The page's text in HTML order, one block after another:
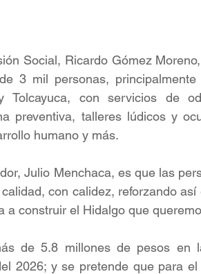
Social, Ricardo Gómez
3 mil personas,
Tolcayuca, con servicios de
preventiva, talleres lúdicos y
humano y más.
Julio Menchaca, es que las
con calidez, reforzando
construir el Hidalgo que
de 5.8 millones de pesos en
2026; y se pretende que para